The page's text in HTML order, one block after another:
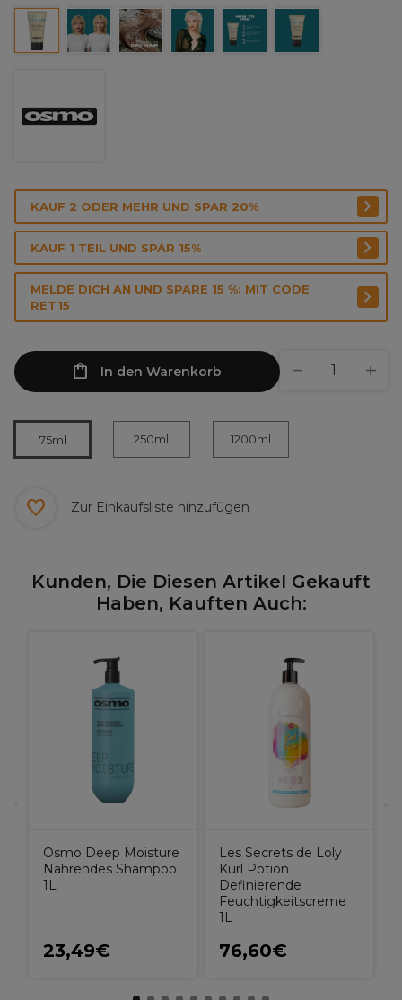
KAUF 2 ODER MEHR UND SPAR 20%
KAUF 1 TEIL UND SPAR 15%
MELDE DICH AN UND SPARE 15 %: MIT CODE
RET15
In den Warenkorb
75ml 250ml 1200ml
Zur Einkaufsliste hinzufügen
Kunden, Die Diesen Artikel Gekauft
Haben, Kauften Auch:
Osmo Deep Moisture
Nährendes Shampoo
1L
23,49€
Les Secrets de Loly
Kurl Potion
Definierende
Feuchtigkeitscreme
1L
76,60€